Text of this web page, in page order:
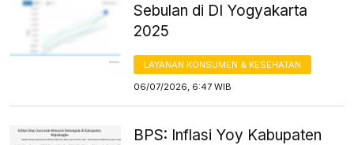
Sebulan di DI Yogyakarta
2025
LAYANAN KONSUMEN & KESEHATAN
06/07/2026, 6:47 WIB
BPS: Inflasi Yoy Kabupaten